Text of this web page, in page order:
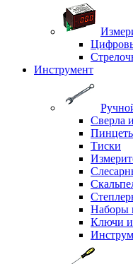
Инструмент
Сверла
Тиски
Наборы
Ключи